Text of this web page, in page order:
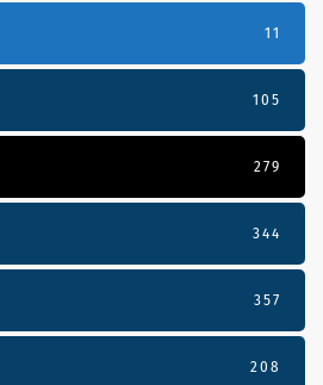
11
105
279
344
357
208